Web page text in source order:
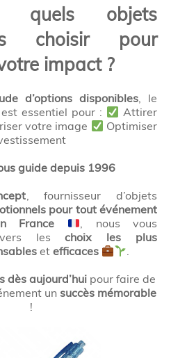
quels objets
choisir pour
impact ?
d’options disponibles, le
essentiel pour :
Attirer
votre image
Optimiser
guide depuis 1996
, fournisseur d’objets
pour tout événement
France
, nous vous
vers leschoix les plus
et efficaces
.
dès aujourd’huipour faire de
un succès mémorable
!